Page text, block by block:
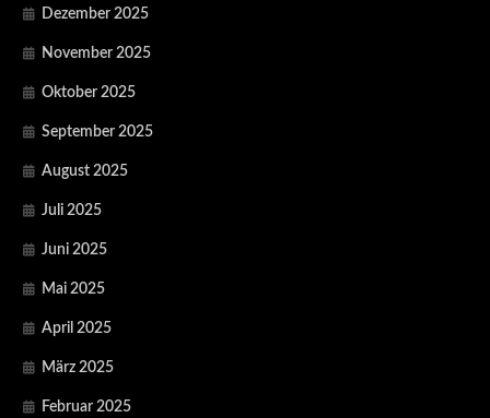
Dezember 2025
November 2025
Oktober 2025
September 2025
August 2025
Juli 2025
Juni 2025
Mai 2025
April 2025
März 2025
Februar 2025